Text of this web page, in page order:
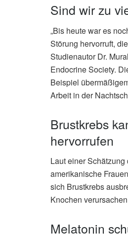
Sind wir zu
„Bis heute war es
Störung hervorruft,
Studienautor Dr.
Endocrine Society.
Beispiel
Arbeit in der
Brustkrebs
hervorrufen
Laut einer
amerikanische
sich Brustkrebs
Knochen
Melatonin